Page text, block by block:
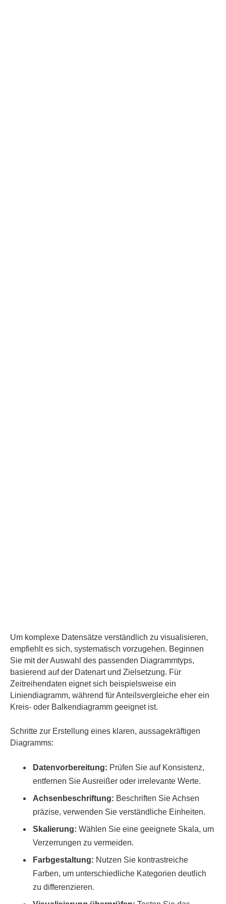
Um komplexe Datensätze verständlich zu visualisieren,
empfiehlt es sich, systematisch vorzugehen. Beginnen
Sie mit der Auswahl des passenden Diagrammtyps,
basierend auf der Datenart und Zielsetzung. Für
Zeitreihendaten eignet sich beispielsweise ein
Liniendiagramm, während für Anteilsvergleiche eher ein
Kreis- oder Balkendiagramm geeignet ist.
Schritte zur Erstellung eines klaren, aussagekräftigen
Diagramms:
Datenvorbereitung: Prüfen Sie auf Konsistenz,
entfernen Sie Ausreißer oder irrelevante Werte.
Achsenbeschriftung: Beschriften Sie Achsen
präzise, verwenden Sie verständliche Einheiten.
Skalierung: Wählen Sie eine geeignete Skala, um
Verzerrungen zu vermeiden.
Farbgestaltung: Nutzen Sie kontrastreiche
Farben, um unterschiedliche Kategorien deutlich
zu differenzieren.